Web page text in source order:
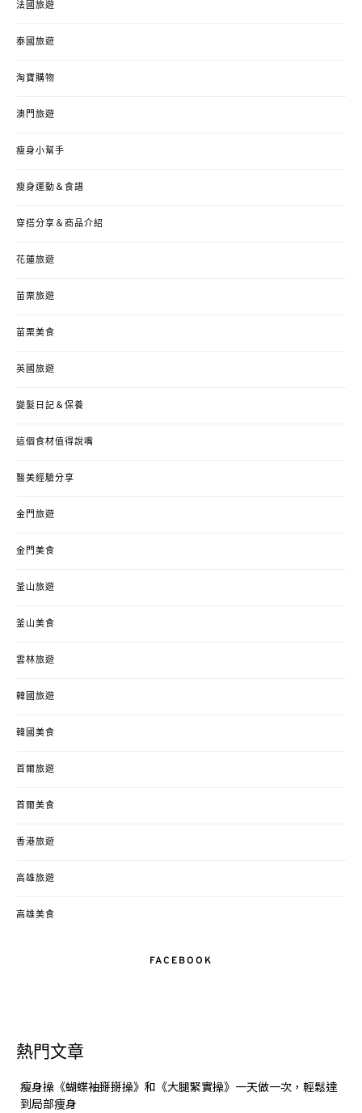
法國旅遊
泰國旅遊
淘寶購物
澳門旅遊
瘦身小幫手
瘦身運動＆食譜
穿搭分享＆商品介紹
花蓮旅遊
苗栗旅遊
苗栗美食
英國旅遊
變髮日記＆保養
這個食材值得說嘴
醫美經驗分享
金門旅遊
金門美食
釜山旅遊
釜山美食
雲林旅遊
韓國旅遊
韓國美食
首爾旅遊
首爾美食
香港旅遊
高雄旅遊
高雄美食
FACEBOOK
熱門文章
瘦身操《蝴蝶袖掰掰操》和《大腿緊實操》一天做一次，輕鬆達
到局部痩身